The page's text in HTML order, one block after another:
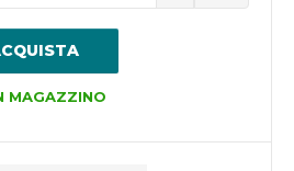
MAGAZZINO